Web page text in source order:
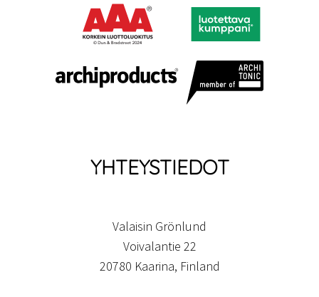
YHTEYSTIEDOT
Valaisin Grönlund
Voivalantie 22
20780 Kaarina, Finland